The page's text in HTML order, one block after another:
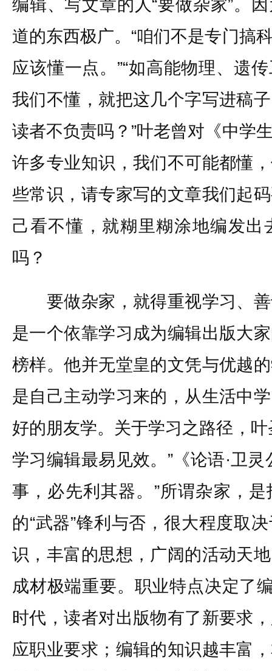
编辑、写文章的人“要做杂家”。
道的东西极广。“咱们不是专门搞
应该懂一点。”“如高能物理、遗
我们不懂，就把这几个字写进稿
读者不负责吗？”叶老曾对《中学
许多专业知识，我们不可能都懂
些常识，请专家写的文章我们起
己看不懂，就糊里糊涂地编发出
吗？
要做杂家，就得重视学习、善
是一个依靠学习成为编辑出版大
榜样。他并无堂皇的文凭与优越
是自己主动学习来的，从生活中
好的朋友学。关于学习之路径，
学习编辑最易见效。”《论语·卫
事，必先利其器。”所谓杂家，
的“武器”锋利与否，很大程度取
识，丰富的思想，广阔的活动天
成材极端重要。职业特点决定了
时代，读者对出版物有了新要求
应职业要求；编辑的知识越丰富